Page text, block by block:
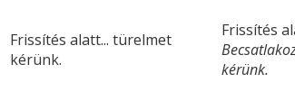
Frissítés alatt... türelmet
kérünk.
Frissítés
kérünk.